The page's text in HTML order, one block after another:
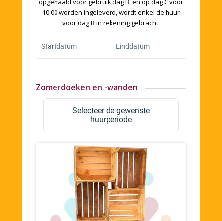
opgehaald voor gebruik dag B, en op dag C vóór
10.00 worden ingeleverd, wordt enkel de huur
voor dag B in rekening gebracht.
Startdatum Einddatum
Zomerdoeken en -wanden
Selecteer de gewenste
huurperiode